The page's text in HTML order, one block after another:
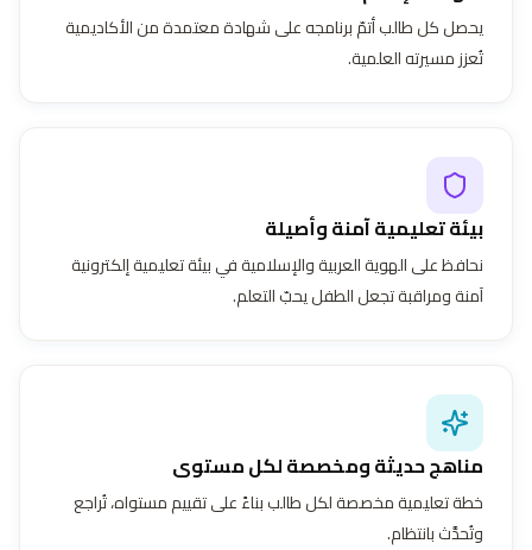
يحصل كل طالب أتمّ برنامجه على شهادة معتمدة من الأكاديمية
تُعزز مسيرته العلمية.
بيئة تعليمية آمنة وأصيلة
نحافظ على الهوية العربية والإسلامية في بيئة تعليمية إلكترونية
آمنة ومراقبة تجعل الطفل يحبّ التعلم.
مناهج حديثة ومخصصة لكل مستوى
خطة تعليمية مخصصة لكل طالب بناءً على تقييم مستواه، تُراجع
وتُحدَّث بانتظام.